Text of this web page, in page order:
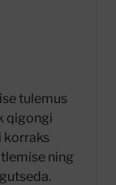
tulemus
qigongi
korraks
ning